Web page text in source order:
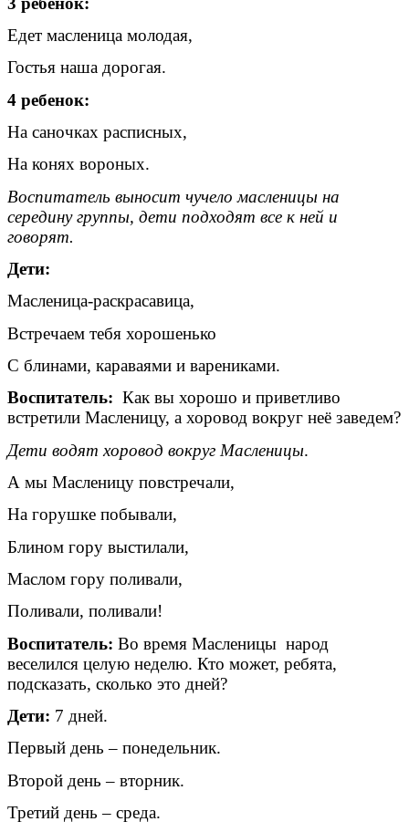
Едет масленица молодая,
Гостья наша дорогая.
4 ребенок:
На саночках расписных,
На конях вороных.
Воспитатель выносит чучело масленицы на
середину группы, дети подходят все к ней и
говорят.
Дети:
Масленица-раскрасавица,
Встречаем тебя хорошенько
С блинами, караваями и варениками.
Воспитатель: Как вы хорошо и приветливо
встретили Масленицу, а хоровод вокруг неё заведем?
Дети водят хоровод вокруг Масленицы.
А мы Масленицу повстречали,
На горушке побывали,
Блином гору выстилали,
Маслом гору поливали,
Поливали, поливали!
Воспитатель: Во время Масленицы народ
веселился целую неделю. Кто может, ребята,
подсказать, сколько это дней?
Дети: 7 дней.
Первый день – понедельник.
Второй день – вторник.
Третий день – среда.